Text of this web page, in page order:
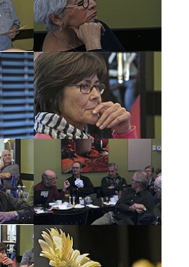
Show larger version
Show larger version
Show larger version